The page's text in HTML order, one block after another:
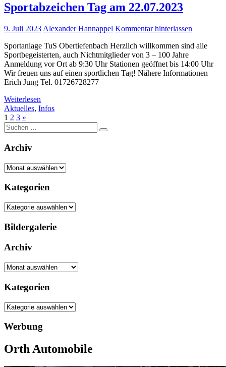
Sportabzeichen Tag am 22.07.2023
9. Juli 2023 Alexander Hannappel Kommentar hinterlassen
Sportanlage TuS Obertiefenbach Herzlich willkommen sind alle
Sportbegeisterten, auch Nichtmitglieder von 3 – 100 Jahre
Anmeldung vor Ort ab 9:30 Uhr Stationen geöffnet bis 14:00 Uhr
Wir freuen uns auf einen sportlichen Tag! Nähere Informationen
Erich Jung Tel. 01726728277
Weiterlesen
Aktuelles, Infos
1 2 3 »
Suche
nach:
Archiv
Archiv
Kategorien
Kategorien
Bildergalerie
Archiv
Archiv
Kategorien
Kategorien
Werbung
Orth Automobile